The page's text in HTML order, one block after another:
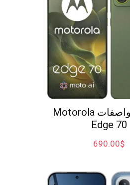
سعر و مواصفات Motorola
Edge 70
$
690.00